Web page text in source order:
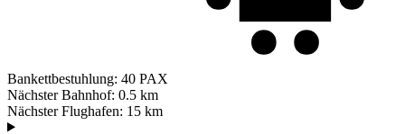
Bankettbestuhlung: 40 PAX
Nächster Bahnhof: 0.5 km
Nächster Flughafen: 15 km